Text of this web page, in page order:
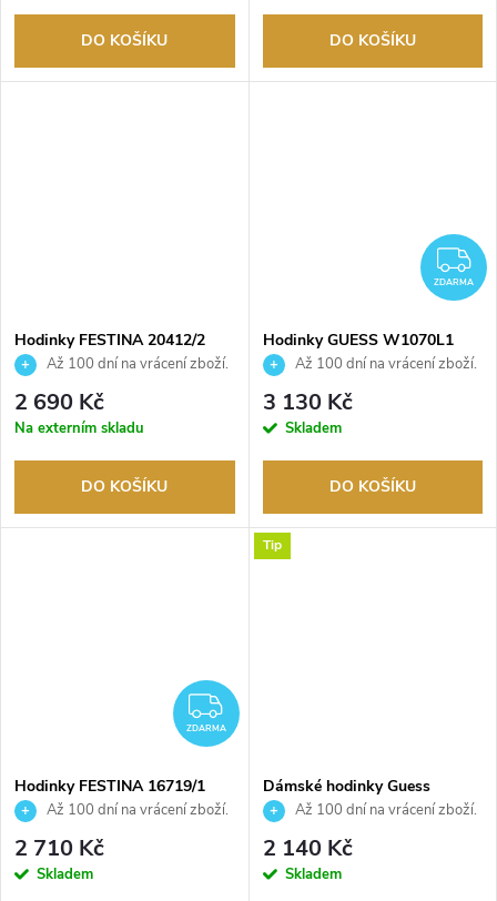
DO KOŠÍKU DO KOŠÍKU
Hodinky FESTINA 20412/2
Až 100 dní na vrácení zboží.
Autorizovaný prodejce.
2 690 Kč
Na externím skladu
DO KOŠÍKU
ZDARMA
Hodinky GUESS W1070L1
Až 100 dní na vrácení zboží.
Autorizovaný prodejce.
3 130 Kč
Skladem
DO KOŠÍKU
ZDARMA
ZDARMA
Hodinky FESTINA 16719/1
Až 100 dní na vrácení zboží.
Autorizovaný prodejce.
2 710 Kč
Skladem
Tip
Dámské hodinky Guess
GW0404L1
Až 100 dní na vrácení zboží.
Autorizovaný prodejce.
2 140 Kč
Skladem